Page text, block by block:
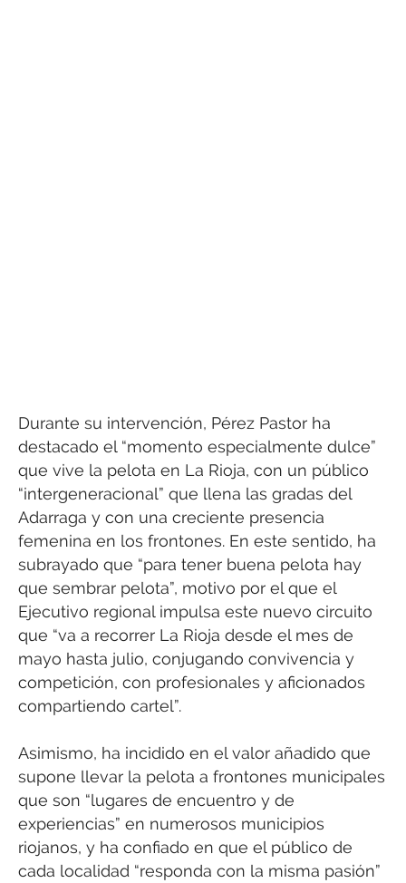
Durante su intervención, Pérez Pastor ha
destacado el “momento especialmente dulce”
que vive la pelota en La Rioja, con un público
“intergeneracional” que llena las gradas del
Adarraga y con una creciente presencia
femenina en los frontones. En este sentido, ha
subrayado que “para tener buena pelota hay
que sembrar pelota”, motivo por el que el
Ejecutivo regional impulsa este nuevo circuito
que “va a recorrer La Rioja desde el mes de
mayo hasta julio, conjugando convivencia y
competición, con profesionales y aficionados
compartiendo cartel”.
Asimismo, ha incidido en el valor añadido que
supone llevar la pelota a frontones municipales
que son “lugares de encuentro y de
experiencias” en numerosos municipios
riojanos, y ha confiado en que el público de
cada localidad “responda con la misma pasión”